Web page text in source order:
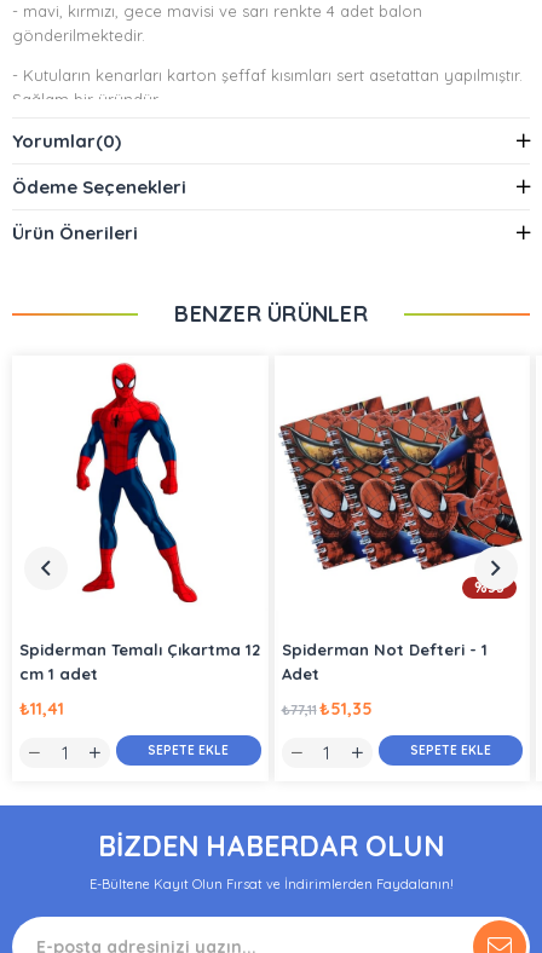
- mavi, kırmızı, gece mavisi ve sarı renkte 4 adet balon
gönderilmektedir.
- Kutuların kenarları karton şeffaf kısımları sert asetattan yapılmıştır.
Sağlam bir üründür.
Yorumlar(0)
Ödeme Seçenekleri
Ürün Önerileri
BENZER ÜRÜNLER
Spiderman Temalı Çıkartma 12
cm 1 adet
₺11,41
SEPETE EKLE
Spiderman Not Defteri - 1
Adet
₺51,35
₺77,11
SEPETE EKLE
%33
BİZDEN HABERDAR OLUN
E-Bültene Kayıt Olun Fırsat ve İndirimlerden Faydalanın!